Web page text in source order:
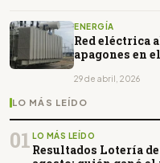
ENERGÍA
Red eléctrica
apagones en
29 de abril, 2026
LO MÁS LEÍDO
01 LO MÁS LEÍDO
Resultados Lotería